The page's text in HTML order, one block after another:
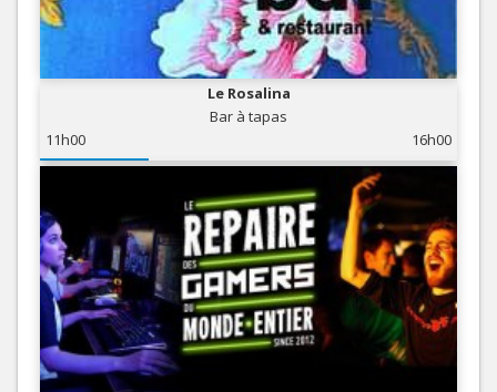
Le Rosalina
Bar à tapas
11h00
16h00